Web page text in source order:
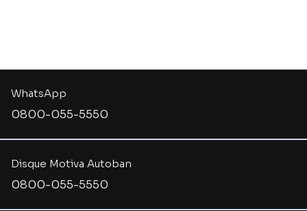
Disque Motiva Autoban
0800-055-5550
WhatsApp
0800-055-5550